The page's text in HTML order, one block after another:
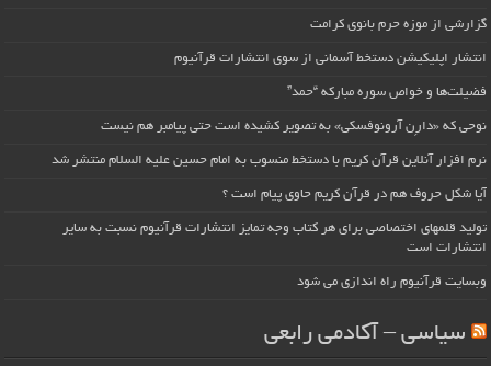
گزارشی از موزه حرم بانوی کرامت
انتشار اپلیکیشن دستخط آسمانی از سوی انتشارات قرآنیوم
فضیلت‌ها و خواص سوره مبارکه “حمد”
نوحی که «دارِن آرونوفسکی» به تصویر کشیده است حتی پیامبر هم نیست
نرم افزار آنلاین قرآن کریم با دستخط منسوب به امام حسین علیه السلام منتشر شد
آیا شکل حروف هم در قرآن کریم حاوی پیام است ؟
تولید قلمهای اختصاصی برای هر کتاب وجه تمایز انتشارات قرآنیوم نسبت به سایر
انتشارات است
وبسایت قرآنیوم راه اندازی می شود
سیاسی – آکادمی رابعی